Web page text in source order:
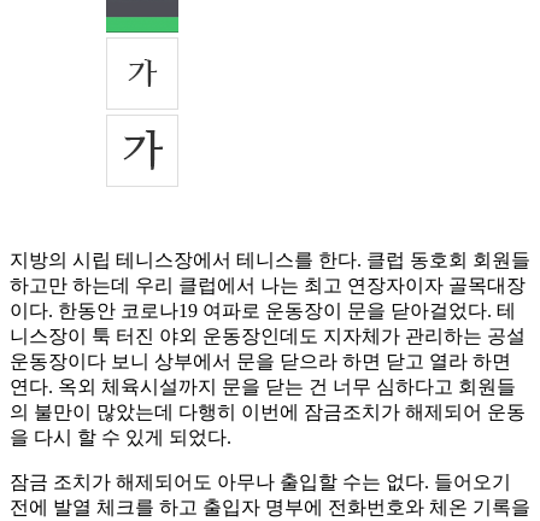
지방의 시립 테니스장에서 테니스를 한다. 클럽 동호회 회원들
하고만 하는데 우리 클럽에서 나는 최고 연장자이자 골목대장
이다. 한동안 코로나19 여파로 운동장이 문을 닫아걸었다. 테
니스장이 툭 터진 야외 운동장인데도 지자체가 관리하는 공설
운동장이다 보니 상부에서 문을 닫으라 하면 닫고 열라 하면
연다. 옥외 체육시설까지 문을 닫는 건 너무 심하다고 회원들
의 불만이 많았는데 다행히 이번에 잠금조치가 해제되어 운동
을 다시 할 수 있게 되었다.
잠금 조치가 해제되어도 아무나 출입할 수는 없다. 들어오기
전에 발열 체크를 하고 출입자 명부에 전화번호와 체온 기록을